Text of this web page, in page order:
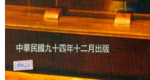
便
民
服
性